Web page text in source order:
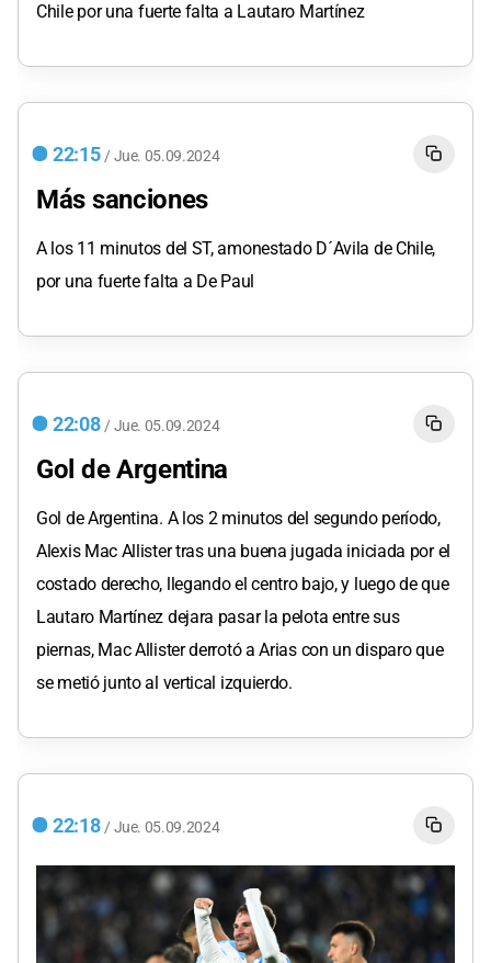
Chile por una fuerte falta a Lautaro Martínez
22:15 / Jue. 05.09.2024
Más sanciones
A los 11 minutos del ST, amonestado D´Avila de Chile,
por una fuerte falta a De Paul
22:08 / Jue. 05.09.2024
Gol de Argentina
Gol de Argentina. A los 2 minutos del segundo período,
Alexis Mac Allister tras una buena jugada iniciada por el
costado derecho, llegando el centro bajo, y luego de que
Lautaro Martínez dejara pasar la pelota entre sus
piernas, Mac Allister derrotó a Arias con un disparo que
se metió junto al vertical izquierdo.
22:18 / Jue. 05.09.2024